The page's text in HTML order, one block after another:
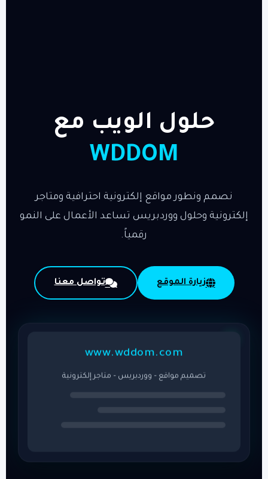
حلول الويب مع
WDDOM
نصمم ونطور مواقع إلكترونية احترافية ومتاجر
إلكترونية وحلول ووردبريس تساعد الأعمال على النمو
رقمياً.
زيارة الموقع تواصل معنا
www.wddom.com
تصميم مواقع – ووردبريس – متاجر إلكترونية